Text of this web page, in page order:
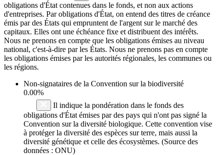
obligations d'État contenues dans le fonds, et non aux actions
d'entreprises. Par obligations d'État, on entend des titres de créance
émis par des États qui empruntent de l'argent sur le marché des
capitaux. Elles ont une échéance fixe et distribuent des intérêts.
Nous ne prenons en compte que les obligations émises au niveau
national, c'est-à-dire par les États. Nous ne prenons pas en compte
les obligations émises par les autorités régionales, les communes ou
les régions.
Non-signataires de la Convention sur la biodiversité
0.00%
Il indique la pondération dans le fonds des
obligations d'État émises par des pays qui n'ont pas signé la
Convention sur la diversité biologique. Cette convention vise
à protéger la diversité des espèces sur terre, mais aussi la
diversité génétique et celle des écosystèmes. (Source des
données : ONU)